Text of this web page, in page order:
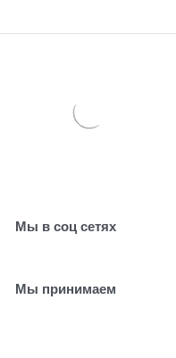
Мы в соц сетях
Мы принимаем